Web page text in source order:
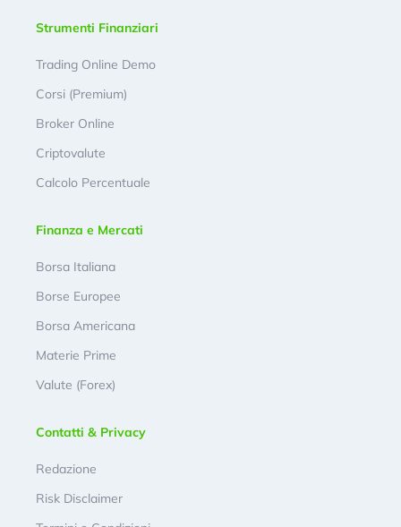
Strumenti Finanziari
Trading Online Demo
Corsi (Premium)
Broker Online
Criptovalute
Calcolo Percentuale
Finanza e Mercati
Borsa Italiana
Borse Europee
Borsa Americana
Materie Prime
Valute (Forex)
Contatti & Privacy
Redazione
Risk Disclaimer